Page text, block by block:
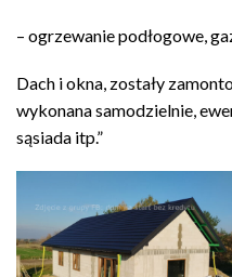
– ogrzewanie podłogowe,
Dach i okna, zostały
wykonana samodzielnie,
sąsiada itp.”